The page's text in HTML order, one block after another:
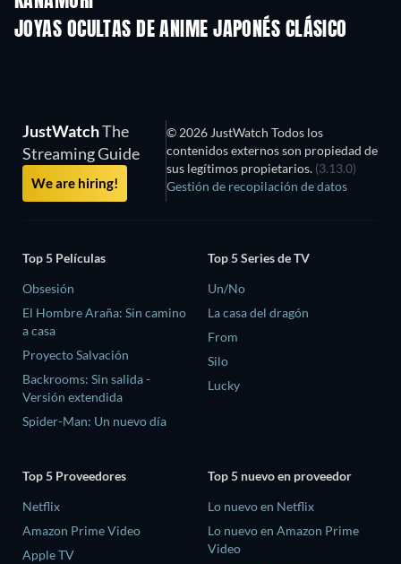
JOYAS OCULTAS DE ANIME JAPONÉS CLÁSICO
JustWatchThe
Streaming Guide
We are hiring!
© 2026 JustWatch Todos los
contenidos externos son propiedad de
sus legítimos propietarios. (3.13.0)
Gestión de recopilación de datos
Top 5 Películas
Obsesión
El Hombre Araña: Sin camino
a casa
Proyecto Salvación
Backrooms: Sin salida -
Versión extendida
Spider-Man: Un nuevo día
Top 5 Series de TV
Un/No
La casa del dragón
From
Silo
Lucky
Top 5 Proveedores
Netflix
Amazon Prime Video
Apple TV
Top 5 nuevo en proveedor
Lo nuevo en Netflix
Lo nuevo en Amazon Prime
Video